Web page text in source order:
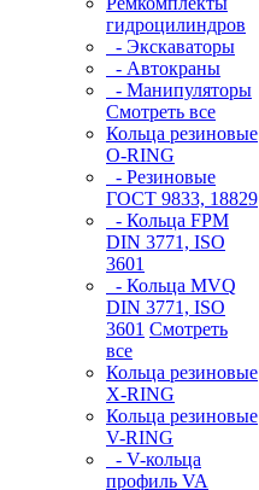
гидроцилиндров
- Экскаваторы
- Автокраны
- Манипуляторы
Смотреть все
Кольца резиновые
O-RING
- Резиновые
ГОСТ 9833, 18829
- Кольца FPM
DIN 3771, ISO
3601
- Кольца MVQ
DIN 3771, ISO
3601 Смотреть
все
Кольца резиновые
Х-RING
Кольца резиновые
V-RING
- V-кольца
профиль VA